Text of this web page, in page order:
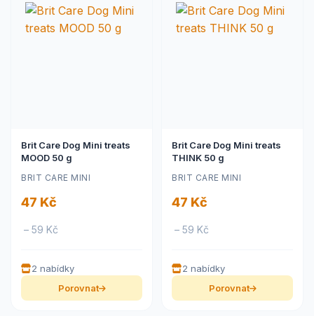
Brit Care Dog Mini treats
MOOD 50 g
BRIT CARE MINI
47 Kč
– 59 Kč
2 nabídky
Porovnat
Brit Care Dog Mini treats
THINK 50 g
BRIT CARE MINI
47 Kč
– 59 Kč
2 nabídky
Porovnat